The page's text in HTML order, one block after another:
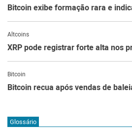
Bitcoin exibe formação rara e
Altcoins
XRP pode registrar forte alta nos
Bitcoin
Bitcoin recua após vendas de
Glossário